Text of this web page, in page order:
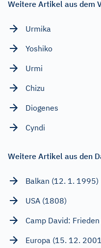
Weitere Artikel aus dem
Urmika
Yoshiko
Urmi
Chizu
Diogenes
Cyndi
Weitere Artikel aus den
Balkan (12. 1. 1995)
USA (1808)
Camp David:
Europa (15. 12.